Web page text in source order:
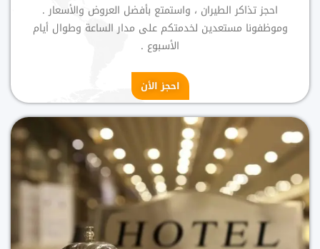
احجز تذاكر الطيران ، واستمتع بأفضل العروض والأسعار .
وموظفونا مستعدين لخدمتكم على مدار الساعة وطوال أيام
الأسبوع .
احجز الأن